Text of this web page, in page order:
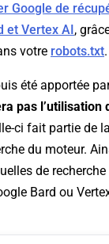
Google de
et Vertex AI ,
votre robots.txt.
été apportée
pas l’utilisation
ci fait partie de
du moteur.
de
Bard ou